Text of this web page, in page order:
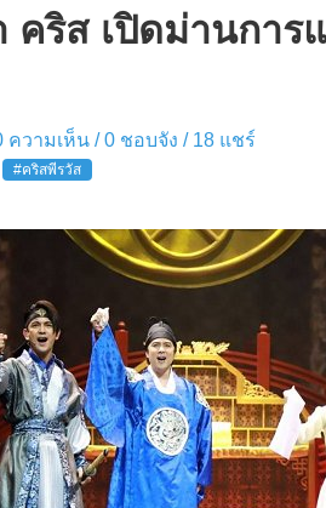
คริส เปิดม่านการ
ความเห็น /0 ชอบจัง / 18 แชร์
#คริสพีรวัส